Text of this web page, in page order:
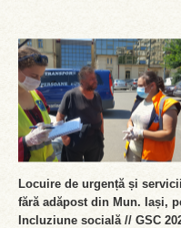
Locuire de urgență și
fără adăpost din Mun. Iași,
Incluziune socială // GSC